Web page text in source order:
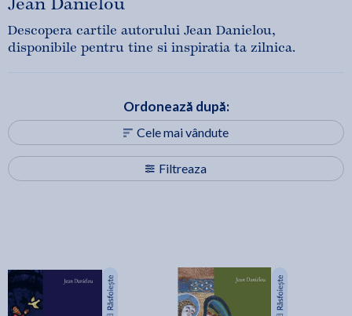
Jean Danielou
Descopera cartile autorului Jean Danielou,
disponibile pentru tine si inspiratia ta zilnica.
Filtreaza
Ordonează după:
Cele mai vândute